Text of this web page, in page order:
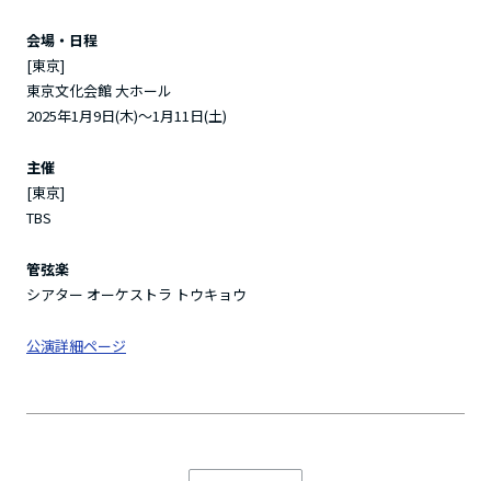
会場・日程
[東京]
東京文化会館 大ホール
2025年1月9日(木)～1月11日(土)
主催
[東京]
TBS
管弦楽
シアター オーケストラ トウキョウ
公演詳細ページ